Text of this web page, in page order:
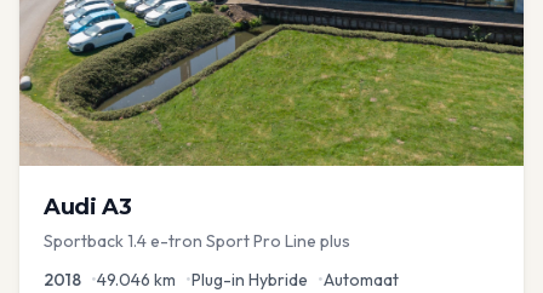
Audi A3
Sportback 1.4 e-tron Sport Pro Line plus
2018 •49.046 km •Plug-in Hybride •Automaat